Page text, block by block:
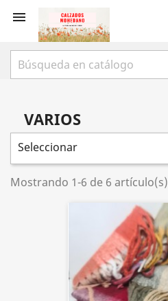

VARIOS
Seleccionar
Mostrando 1-6 de 6 artículo(s)